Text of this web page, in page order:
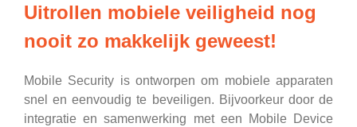
Uitrollen mobiele veiligheid nog
nooit zo makkelijk geweest!
Mobile Security is ontworpen om mobiele apparaten
snel en eenvoudig te beveiligen. Bijvoorkeur door de
integratie en samenwerking met een Mobile Device